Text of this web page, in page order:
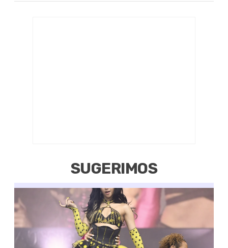
SUGERIMOS